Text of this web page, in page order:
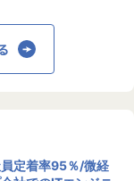
きる環境を整
性を構築。
的にマネジメ
ダー未経験か
め、一人現場
定着率95％/微経